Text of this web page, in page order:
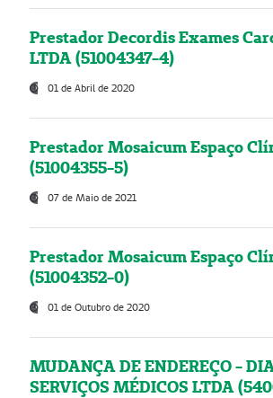
Prestador Decordis Exames
LTDA (51004347-4)
01 de Abril de 2020
Prestador Mosaicum Espaço
(51004355-5)
07 de Maio de 2021
Prestador Mosaicum Espaço
(51004352-0)
01 de Outubro de 2020
MUDANÇA DE ENDEREÇO -
SERVIÇOS MÉDICOS LTDA